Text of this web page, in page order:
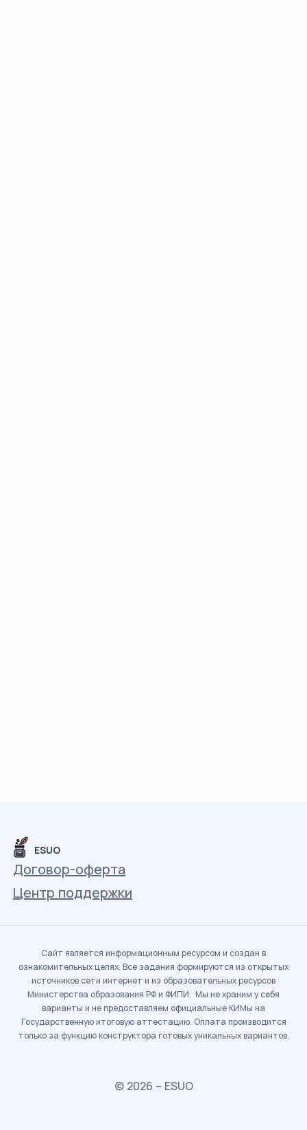
ESUO
Договор-оферта
Центр поддержки
Сайт является информационным ресурсом и создан в
ознакомительных целях. Все задания формируются из открытых
источников сети интернет и из образовательных ресурсов
Министерства образования РФ и ФИПИ. Мы не храним у себя
варианты и не предоставляем официальные КИМы на
Государственную итоговую аттестацию. Оплата производится
только за функцию конструктора готовых уникальных вариантов.
© 2026 – ESUO